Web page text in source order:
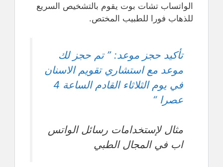
الواتساب تشات بوت يقوم بالتشخيص السريع
للذهاب فورا للطبيب المختص.
تأكيد حجز موعد: ” تم حجز لك
موعد مع استشاري تقويم الاسنان
في يوم الثلاثاء القادم الساعة 4
عصرا “
مثال لإستخدامات رسائل الواتس
اب في المجال الطبي